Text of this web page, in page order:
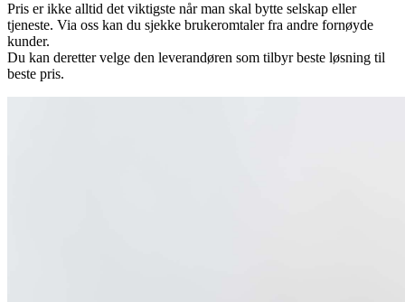
Pris er ikke alltid det viktigste når man skal bytte selskap eller
tjeneste. Via oss kan du sjekke brukeromtaler fra andre fornøyde
kunder.
Du kan deretter velge den leverandøren som tilbyr beste løsning til
beste pris.